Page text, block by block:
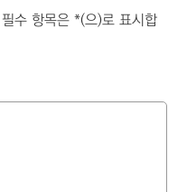
필수 항목은*(으)로 표시합